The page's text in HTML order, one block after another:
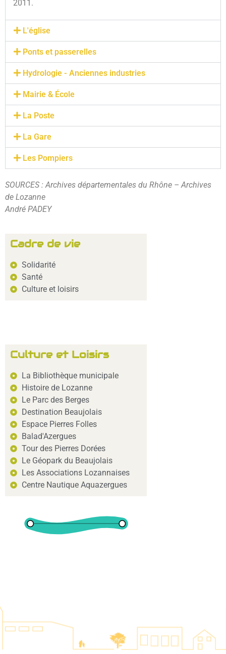
2011.
L'église
Ponts et passerelles
Hydrologie - Anciennes industries
Mairie & École
La Poste
La Gare
Les Pompiers
SOURCES : Archives départementales du Rhône – Archives
de Lozanne
André PADEY
Cadre de vie
Solidarité
Santé
Culture et loisirs
Culture et Loisirs
La Bibliothèque municipale
Histoire de Lozanne
Le Parc des Berges
Destination Beaujolais
Espace Pierres Folles
Balad'Azergues
Tour des Pierres Dorées
Le Géopark du Beaujolais
Les Associations Lozannaises
Centre Nautique Aquazergues